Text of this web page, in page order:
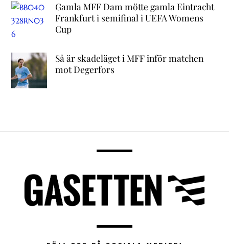
Gamla MFF Dam mötte gamla Eintracht
Frankfurt i semifinal i UEFA Womens
Cup
Så är skadeläget i MFF inför matchen
mot Degerfors